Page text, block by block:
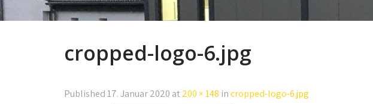
cropped-logo-6.jpg
Published17. Januar 2020 at 200 × 148 incropped-logo-6.jpg